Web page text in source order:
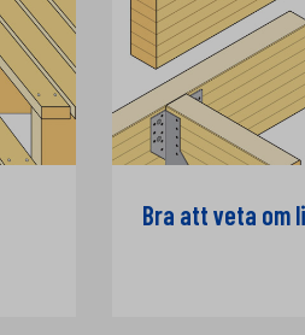
Bra att veta om